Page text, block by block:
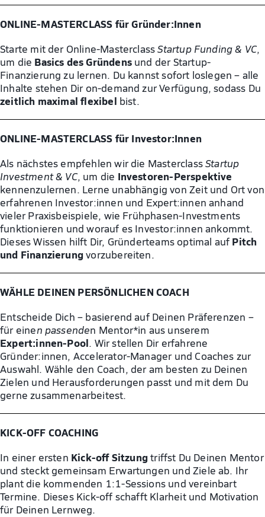
ONLINE-MASTERCLASS für Gründer:Innen
Starte mit der Online-MasterclassStartup Funding & VC,
um die Basics des Gründensund der Startup-
Finanzierung zu lernen. Du kannst sofort loslegen – alle
Inhalte stehen Dir on-demand zur Verfügung, sodass Du
zeitlich maximal flexibel bist.
ONLINE-MASTERCLASS für Investor:Innen
Als nächstes empfehlen wir die MasterclassStartup
Investment & VC, um die Investoren-Perspektive
kennenzulernen. Lerne unabhängig von Zeit und Ort von
erfahrenen Investor:innen und Expert:innen anhand
vieler Praxisbeispiele, wie Frühphasen-Investments
funktionieren und worauf es Investor:innen ankommt.
Dieses Wissen hilft Dir, Gründerteams optimal auf Pitch
und Finanzierungvorzubereiten.
WÄHLE DEINEN PERSÖNLICHEN COACH
Entscheide Dich – basierend auf Deinen Präferenzen –
für einen passenden Mentor*in aus unserem
Expert:innen-Pool. Wir stellen Dir erfahrene
Gründer:innen, Accelerator-Manager und Coaches zur
Auswahl. Wähle den Coach, der am besten zu Deinen
Zielen und Herausforderungen passt und mit dem Du
gerne zusammenarbeitest.
KICK-OFF COACHING​
In einer ersten Kick-off Sitzungtriffst Du Deinen Mentor
und steckt gemeinsam Erwartungen und Ziele ab. Ihr
plant die kommenden 1:1-Sessions und vereinbart
Termine. Dieses Kick-off schafft Klarheit und Motivation
für Deinen Lernweg.